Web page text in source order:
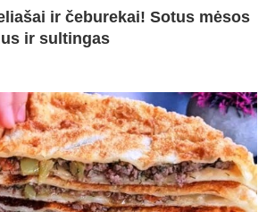
ir čeburekai! Sotus mėsos
ir sultingas